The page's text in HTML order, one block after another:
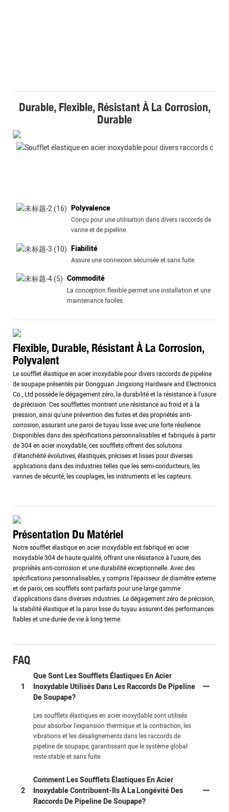
Durable, Flexible, Résistant À La Corrosion,
Durable
Polyvalence
Conçu pour une utilisation dans divers raccords de
vanne et de pipeline.
Fiabilité
Assure une connexion sécurisée et sans fuite.
Commodité
La conception flexible permet une installation et une
maintenance faciles.
Flexible, Durable, Résistant À La Corrosion,
Polyvalent
Le soufflet élastique en acier inoxydable pour divers raccords de pipeline
de soupape présentés par Dongguan Jingxiong Hardware and Electronics
Co., Ltd possède le dégagement zéro, la durabilité et la résistance à l'usure
de précision. Ces soufflettes montrent une résistance au froid et à la
pression, ainsi qu'une prévention des fuites et des propriétés anti-
corrosion, assurant une paroi de tuyau lisse avec une forte résilience.
Disponibles dans des spécifications personnalisables et fabriqués à partir
de 304 en acier inoxydable, ces soufflets offrent des solutions
d'étanchéité évolutives, élastiques, précises et lisses pour diverses
applications dans des industries telles que les semi-conducteurs, les
vannes de sécurité, les couplages, les instruments et les capteurs.
Présentation Du Matériel
Notre soufflet élastique en acier inoxydable est fabriqué en acier
inoxydable 304 de haute qualité, offrant une résistance à l'usure, des
propriétés anti-corrosion et une durabilité exceptionnelle. Avec des
spécifications personnalisables, y compris l'épaisseur de diamètre externe
et de paroi, ces soufflets sont parfaits pour une large gamme
d'applications dans diverses industries. Le dégagement zéro de précision,
la stabilité élastique et la paroi lisse du tuyau assurent des performances
fiables et une durée de vie à long terme.
FAQ
1
Que Sont Les Soufflets Élastiques En Acier
Inoxydable Utilisés Dans Les Raccords De Pipeline
De Soupape?
Les soufflets élastiques en acier inoxydable sont utilisés
pour absorber l'expansion thermique et la contraction, les
vibrations et les désalignements dans les raccords de
pipeline de soupape, garantissant que le système global
reste stable et sans fuite.
2
Comment Les Soufflets Élastiques En Acier
Inoxydable Contribuent-Ils À La Longévité Des
Raccords De Pipeline De Soupape?